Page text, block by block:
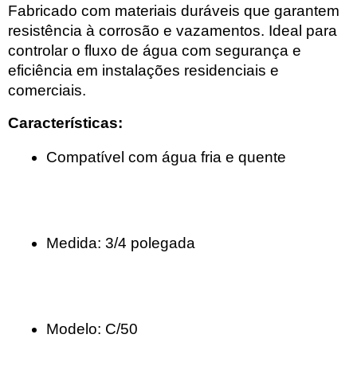
Fabricado com materiais duráveis que garantem
resistência à corrosão e vazamentos. Ideal para
controlar o fluxo de água com segurança e
eficiência em instalações residenciais e
comerciais.
Características:
Compatível com água fria e quente
Medida: 3/4 polegada
Modelo: C/50